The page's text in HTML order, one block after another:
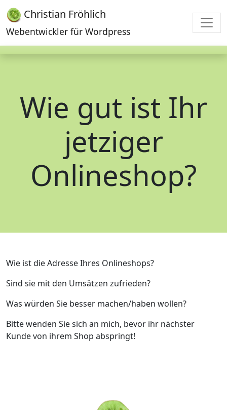
Christian Fröhlich
Webentwickler für Wordpress
Wie gut ist Ihr
jetziger
Onlineshop?
Wie ist die Adresse Ihres Onlineshops?
Sind sie mit den Umsätzen zufrieden?
Was würden Sie besser machen/haben wollen?
Bitte wenden Sie sich an mich, bevor ihr nächster
Kunde von ihrem Shop abspringt!